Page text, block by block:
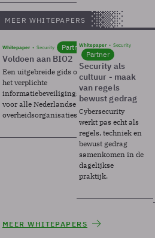
MEER WHITEPAPERS
Whitepaper Security Partner
Voldoen aan BIO2
Een uitgebreide gids over BIO2,
het verplichte
informatiebeveiligingsframework
voor alle Nederlandse
overheidsorganisaties.
Whitepaper Security
Partner
Security als
cultuur - maak
van regels
bewust gedrag
Cybersecurity
werkt pas echt als
regels, techniek en
bewust gedrag
samenkomen in de
dagelijkse
praktijk.
MEER WHITEPAPERS